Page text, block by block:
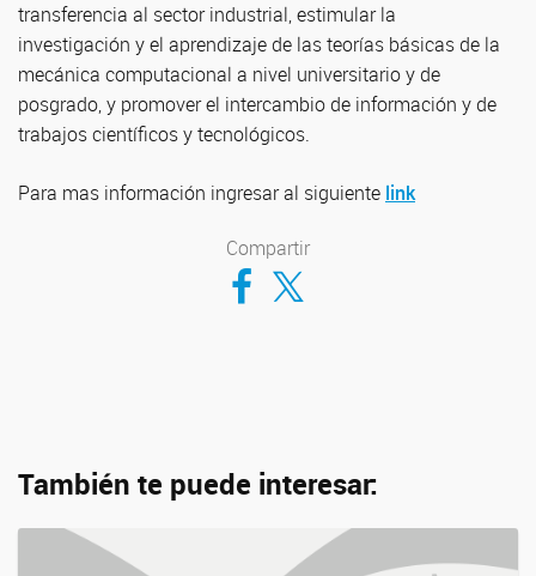
transferencia al sector industrial, estimular la
investigación y el aprendizaje de las teorías básicas de la
mecánica computacional a nivel universitario y de
posgrado, y promover el intercambio de información y de
trabajos científicos y tecnológicos.
Para mas información ingresar al siguiente link
Compartir
Compartir en Facebook
Compartir en Twitter
También te puede interesar: